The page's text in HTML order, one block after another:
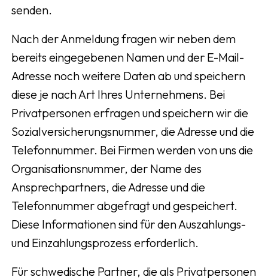
senden.
Nach der Anmeldung fragen wir neben dem
bereits eingegebenen Namen und der E-Mail-
Adresse noch weitere Daten ab und speichern
diese je nach Art Ihres Unternehmens. Bei
Privatpersonen erfragen und speichern wir die
Sozialversicherungsnummer, die Adresse und die
Telefonnummer. Bei Firmen werden von uns die
Organisationsnummer, der Name des
Ansprechpartners, die Adresse und die
Telefonnummer abgefragt und gespeichert.
Diese Informationen sind für den Auszahlungs-
und Einzahlungsprozess erforderlich.
Für schwedische Partner, die als Privatpersonen